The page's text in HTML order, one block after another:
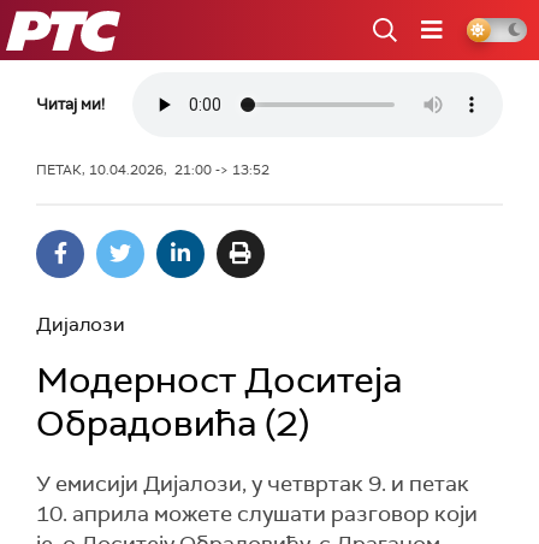
РТС
Читај ми!
ПЕТАК, 10.04.2026, 21:00 -> 13:52
Дијалози
Модерност Доситеја
Обрадовића (2)
У емисији Дијалози, у четвртак 9. и петак
10. априла можете слушати разговор који